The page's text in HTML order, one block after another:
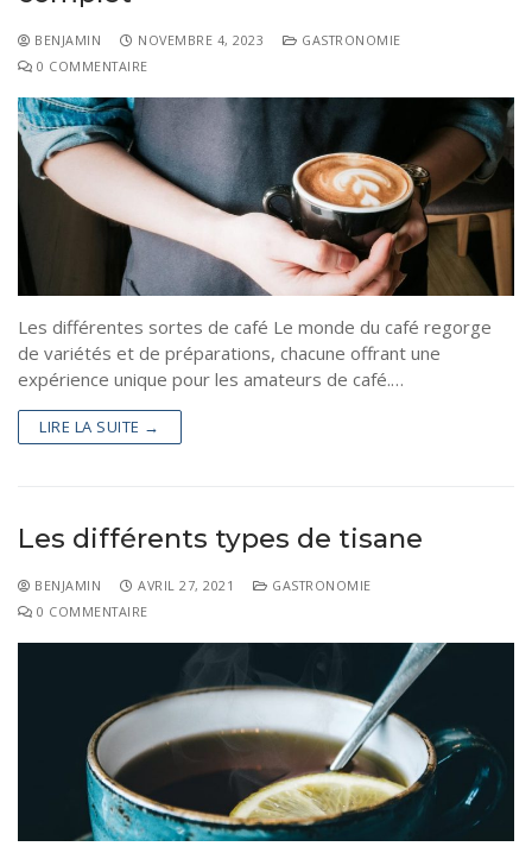
BENJAMIN NOVEMBRE 4, 2023
GASTRONOMIE
0 COMMENTAIRE
Les différentes sortes de café Le monde du café regorge
de variétés et de préparations, chacune offrant une
expérience unique pour les amateurs de café.…
LIRE LA SUITE →
Les différents types de tisane
BENJAMIN AVRIL 27, 2021
GASTRONOMIE
0 COMMENTAIRE